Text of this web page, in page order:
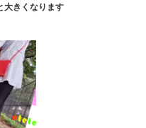
大きくなります